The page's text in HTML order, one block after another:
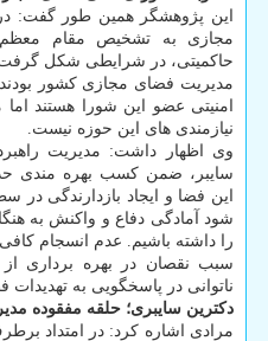
مجازی به تشخیص مقام معظم
حاکمیتی، در شرایطی شکل گرفت
مدیریت فضای مجازی کشور
امنیتی عضو این شورا هستند اما
نیازمندی های این حوزه نیست.
وی اظهار داشت: مدیریت
سایبر، ضمن کسب بهره مندی
این فضا و ایجاد بازدارندگی
شود آمادگی دفاع و واکنش به
را داشته باشیم. عدم انسجام
سبب نقصان در بهره برداری
ناتوانی در پاسخگویی به
دکترین سایبری؛ حلقه مفقوده
مرادی اشاره کرد: در امتداد